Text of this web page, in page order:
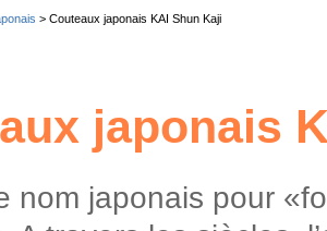
> Couteaux japonais KAI Shun Kaji
japonais
nom japonais pour